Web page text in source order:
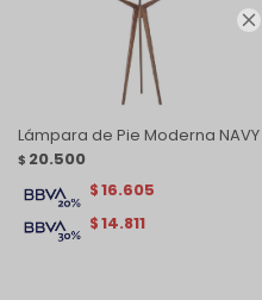

Lámpara de Pie Moderna NAVY
$ 20.500
$14.811
$16.605